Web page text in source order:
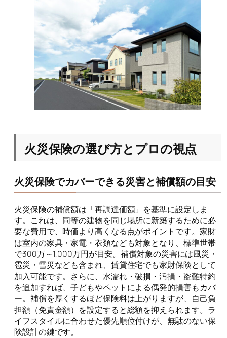
火災保険の選び方とプロの視点
火災保険でカバーできる災害と補償額の目安
火災保険の補償額は「再調達価額」を基準に設定しま
す。これは、同等の建物を同じ場所に新築するために必
要な費用で、時価より高くなる点がポイントです。家財
は室内の家具・家電・衣類なども対象となり、標準世帯
で300万～1,000万円が目安。補償対象の災害には風災・
雹災・雪災なども含まれ、賃貸住宅でも家財保険として
加入可能です。さらに、水濡れ・破損・汚損・盗難特約
を追加すれば、子どもやペットによる偶発的損害もカバ
ー。補償を厚くするほど保険料は上がりますが、自己負
担額（免責金額）を設定すると総額を抑えられます。ラ
イフスタイルに合わせた優先順位付けが、無駄のない保
険設計の鍵です。